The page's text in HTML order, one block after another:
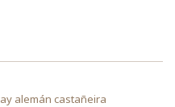
alemán castañeira